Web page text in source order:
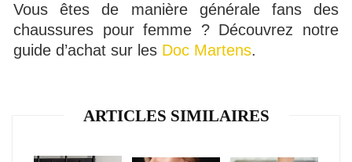
Vous êtes de manière générale fans des
chaussures pour femme ? Découvrez notre
guide d’achat sur les Doc Martens.
ARTICLES SIMILAIRES